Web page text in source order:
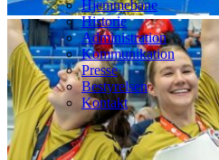
Hjemmebane
Historie
Administration
Kommunikation
Presse
Bestyrelsen
Kontakt